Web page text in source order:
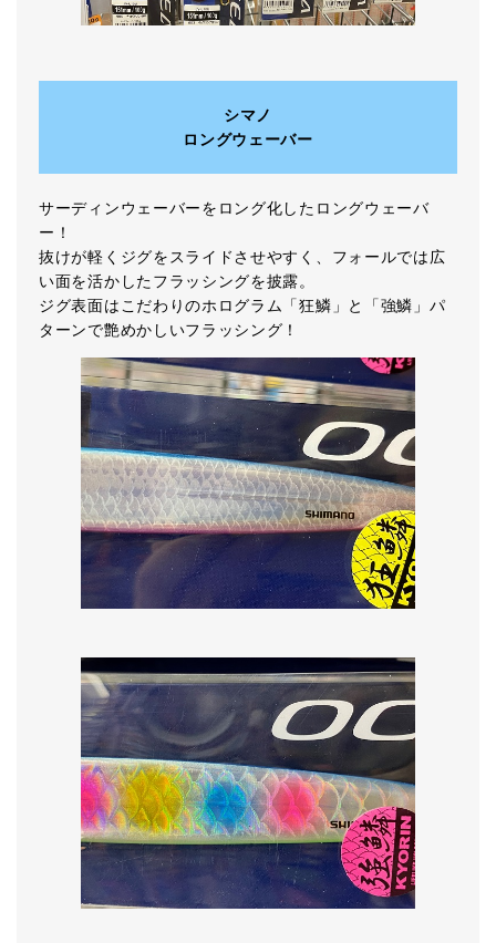
シマノ
ロングウェーバー
サーディンウェーバーをロング化したロングウェーバ
ー！
抜けが軽くジグをスライドさせやすく、フォールでは広
い面を活かしたフラッシングを披露。
ジグ表面はこだわりのホログラム「狂鱗」と「強鱗」パ
ターンで艶めかしいフラッシング！